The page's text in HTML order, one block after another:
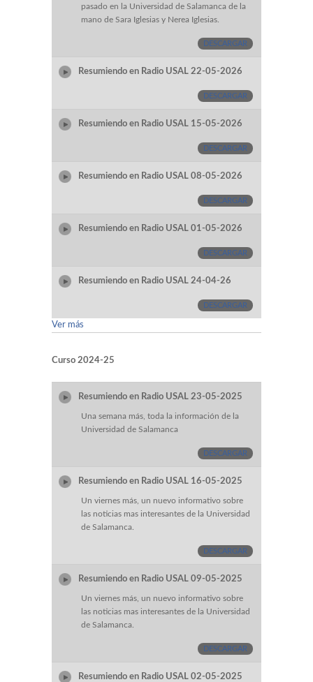
pasado en la Universidad de Salamanca de la
mano de Sara Iglesias y Nerea Iglesias.
DESCARGAR
Resumiendo en Radio USAL 22-05-2026
DESCARGAR
Resumiendo en Radio USAL 15-05-2026
DESCARGAR
Resumiendo en Radio USAL 08-05-2026
DESCARGAR
Resumiendo en Radio USAL 01-05-2026
DESCARGAR
Resumiendo en Radio USAL 24-04-26
DESCARGAR
Ver más
Curso 2024-25
Resumiendo en Radio USAL 23-05-2025
Una semana más, toda la información de la
Universidad de Salamanca
DESCARGAR
Resumiendo en Radio USAL 16-05-2025
Un viernes más, un nuevo informativo sobre
las noticias mas interesantes de la Universidad
de Salamanca.
DESCARGAR
Resumiendo en Radio USAL 09-05-2025
Un viernes más, un nuevo informativo sobre
las noticias mas interesantes de la Universidad
de Salamanca.
DESCARGAR
Resumiendo en Radio USAL 02-05-2025